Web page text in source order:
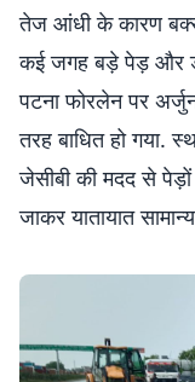
तेज आंधी के कारण
कई जगह बड़े पेड़ और
पटना फोरलेन पर
तरह बाधित हो गया.
जेसीबी की मदद से पेड़ों
जाकर यातायात